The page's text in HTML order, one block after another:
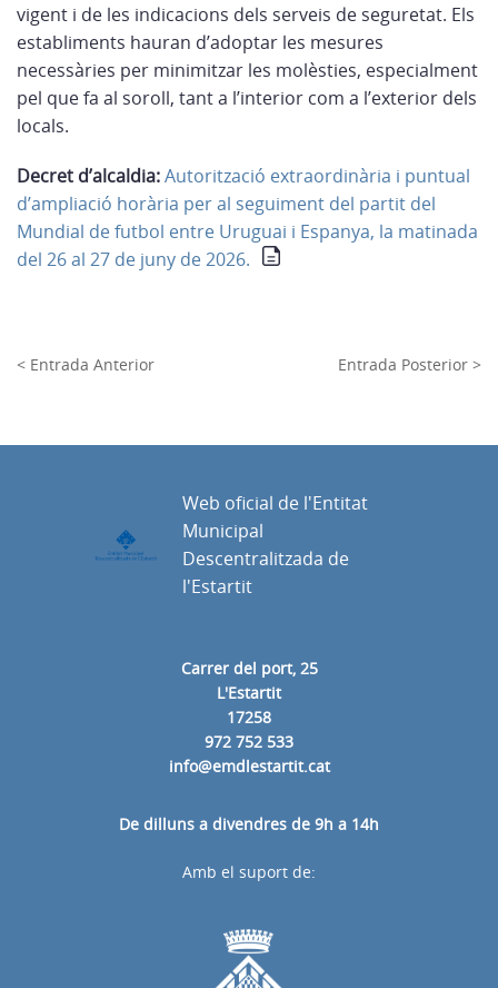
vigent i de les indicacions dels serveis de seguretat. Els
establiments hauran d’adoptar les mesures
necessàries per minimitzar les molèsties, especialment
pel que fa al soroll, tant a l’interior com a l’exterior dels
locals.
Decret d’alcaldia:Autorització extraordinària i puntual
d’ampliació horària per al seguiment del partit del
Mundial de futbol entre Uruguai i Espanya, la matinada
del 26 al 27 de juny de 2026.
< Entrada Anterior Entrada Posterior >
Carrer del port, 25
L'Estartit
17258
972 752 533
info@emdlestartit.cat
De dilluns a divendres de 9h a 14h
Web oficial de l'Entitat
Municipal
Descentralitzada de
l'Estartit
Amb el suport de: